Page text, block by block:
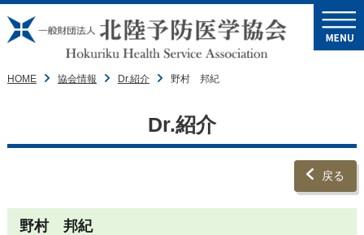
HOME 協会情報 Dr.紹介 野村 邦紀
Dr.紹介
戻る
野村 邦紀